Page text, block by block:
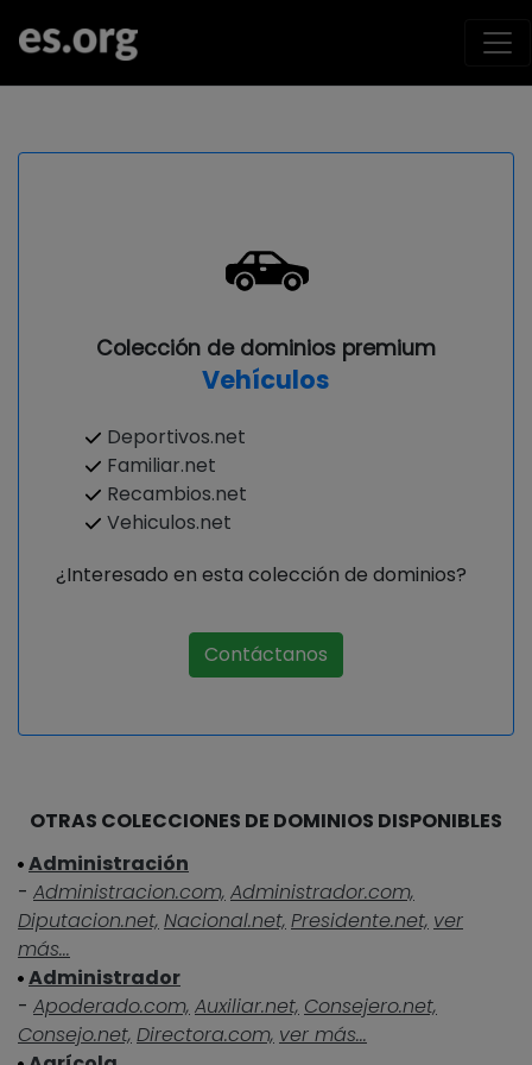
Colección de dominios premium
Vehículos
Deportivos.net
Familiar.net
Recambios.net
Vehiculos.net
¿Interesado en esta colección de dominios?
Contáctanos
OTRAS COLECCIONES DE DOMINIOS DISPONIBLES
Administración
- Administracion.com, Administrador.com,
Diputacion.net, Nacional.net, Presidente.net, ver
más...
Administrador
- Apoderado.com, Auxiliar.net, Consejero.net,
Consejo.net, Directora.com, ver más...